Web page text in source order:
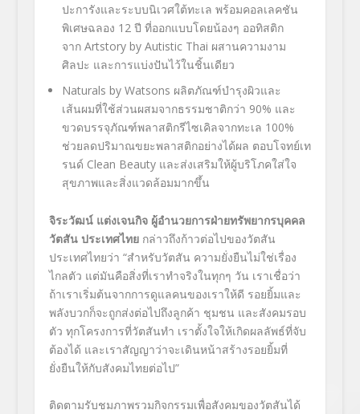
ปะการังและระบบนิเวศใต้ทะเล พร้อมคอลเลคชัน
พิเศษฉลอง 12 ปี ที่ออกแบบโดยน้องๆ ออทิสติก
จาก Artstory by Autistic Thai ผสานความงาม
ศิลปะ และการแบ่งปันไว้ในชิ้นเดียว
Naturals by Watsons ผลิตภัณฑ์บำรุงผิวและ
เส้นผมที่ใช้ส่วนผสมจากธรรมชาติกว่า 90% และ
ขวดบรรจุภัณฑ์พลาสติกรีไซเคิลจากทะเล 100%
ช่วยลดปริมาณขยะพลาสติกอย่างได้ผล ตอบโจทย์เท
รนด์ Clean Beautyและส่งเสริมให้ผู้บริโภคใส่ใจ
สุขภาพและสิ่งแวดล้อมมากขึ้น
จิระวัฒน์ แต่งเจนกิจ ผู้อำนวยการฝ่ายทรัพยากรบุคคล
วัตสัน ประเทศไทย กล่าวถึงก้าวต่อไปของวัตสัน
ประเทศไทยว่า “สำหรับวัตสัน ความยั่งยืนไม่ใช่เรื่อง
ไกลตัว แต่มันคือสิ่งที่เราทำจริงในทุกๆ วัน เราเชื่อว่า
ถ้าเราเริ่มต้นจากการดูแลคนของเราให้ดี รอยยิ้มและ
พลังบวกก็จะถูกส่งต่อไปถึงลูกค้า ชุมชน และสังคมรอบ
ตัว ทุกโครงการที่วัตสันทำ เราตั้งใจให้เกิดผลลัพธ์ที่จับ
ต้องได้ และเราสัญญาว่าจะเดินหน้าสร้างรอยยิ้มที่
ยั่งยืนให้กับสังคมไทยต่อไป”
ติดตามรับชมภาพรวมกิจกรรมเพื่อสังคมของวัตสันได้